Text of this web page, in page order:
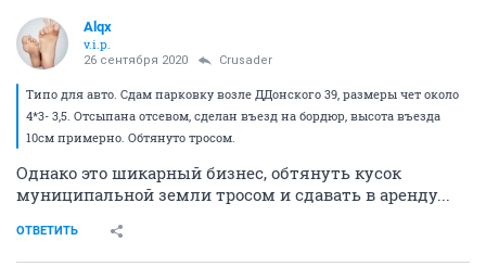
Alqx
v.i.p.
26 сентября 2020 Crusader
Типо для авто. Сдам парковку возле ДДонского 39, размеры чет около
4*3- 3,5. Отсыпана отсевом, сделан въезд на бордюр, высота въезда
10см примерно. Обтянуто тросом.
Однако это шикарный бизнес, обтянуть кусок
муниципальной земли тросом и сдавать в аренду...
ОТВЕТИТЬ